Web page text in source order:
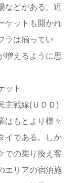
などがある。近
ケットも開かれ
ラは揃ってい
増えるように思
主戦線(ＵＤＤ)
はもとより様々
イである。しか
での乗り換え客
エリアの宿泊施